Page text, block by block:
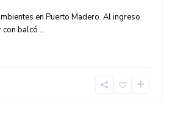
en Puerto Madero. Al ingreso
con balcó...